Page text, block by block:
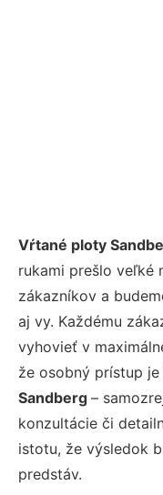
Vŕtané ploty
rukami prešlo veľké
zákazníkov a
aj vy. Každému
vyhovieť v
že osobný prístup
Sandberg –
konzultácie či
istotu, že výsledok
predstáv.